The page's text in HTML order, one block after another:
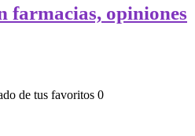
farmacias, opiniones
de tus favoritos 0